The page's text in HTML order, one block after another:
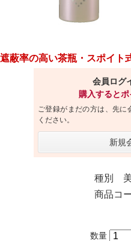
遮蔽率の高い茶瓶・スポイト
会員ログ
購入すると
ご登録がまだの方は、先に
ください。
新規
種別
商品コ
数量